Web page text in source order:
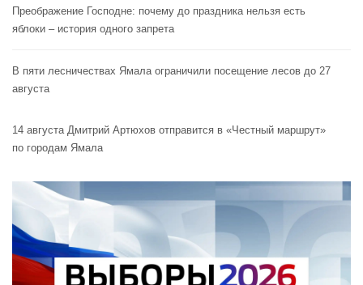
Преображение Господне: почему до праздника нельзя есть
яблоки – история одного запрета
В пяти лесничествах Ямала ограничили посещение лесов до 27
августа
14 августа Дмитрий Артюхов отправится в «Честный маршрут»
по городам Ямала